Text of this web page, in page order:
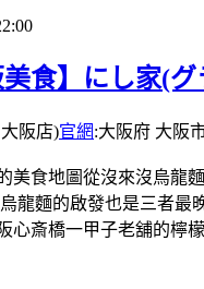
美食】にし家(
阪店)官網:大阪府 大阪
美食地圖從沒來沒烏龍
龍麵的啟發也是三者最
心斎橋一甲子老舖的檸